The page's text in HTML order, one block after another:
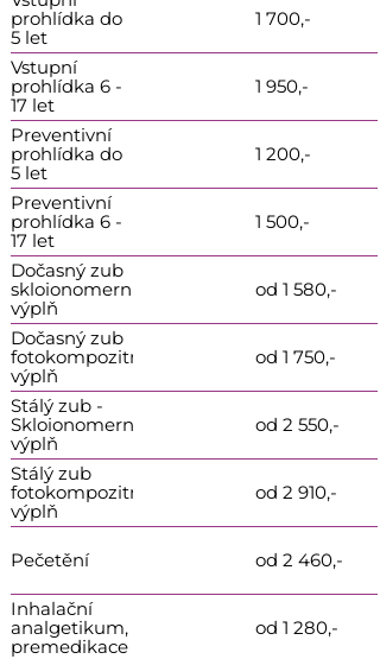
prohlídka do
5 let
1 700,-
Vstupní
prohlídka 6 -
17 let
1 950,-
Preventivní
prohlídka do
5 let
1 200,-
Preventivní
prohlídka 6 -
17 let
1 500,-
Dočasný zub
skloionomerní
výplň
od 1 580,-
Dočasný zub
fotokompozitní
výplň
od 1 750,-
Stálý zub -
Skloionomerní
výplň
od 2 550,-
Stálý zub
fotokompozitní
výplň
od 2 910,-
Pečetění od 2 460,-
Inhalační
analgetikum,
premedikace
od 1 280,-